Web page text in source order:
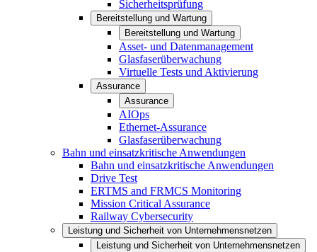
Sicherheitsprüfung
Bereitstellung und Wartung
Bereitstellung und Wartung
Asset- und Datenmanagement
Glasfaserüberwachung
Virtuelle Tests und Aktivierung
Assurance
Assurance
AIOps
Ethernet-Assurance
Glasfaserüberwachung
Bahn und einsatzkritische Anwendungen
Bahn und einsatzkritische Anwendungen
Drive Test
ERTMS and FRMCS Monitoring
Mission Critical Assurance
Railway Cybersecurity
Leistung und Sicherheit von Unternehmensnetzen
Leistung und Sicherheit von Unternehmensnetzen